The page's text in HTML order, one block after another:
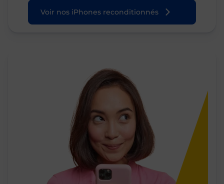
Voir nos iPhones reconditionnés